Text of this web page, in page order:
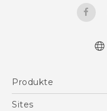
Produkte
Smartphones
Sites